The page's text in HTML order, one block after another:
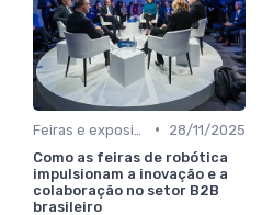
•
28/11/2025
Como as feiras de robótica
impulsionam a inovação e a
colaboração no setor B2B
brasileiro